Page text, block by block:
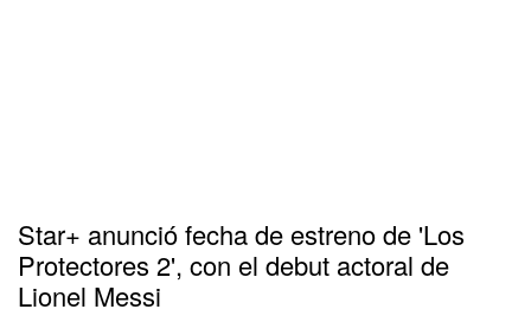
Star+ anunció fecha de estreno de 'Los
Protectores 2', con el debut actoral de
Lionel Messi